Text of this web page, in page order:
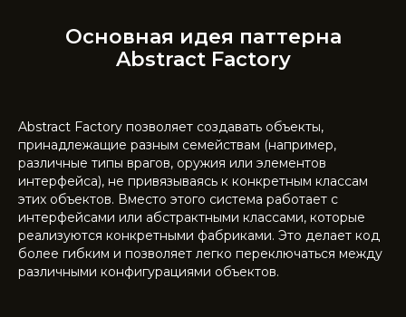
Основная идея паттерна
Abstract Factory
Abstract Factory позволяет создавать объекты,
принадлежащие разным семействам (например,
различные типы врагов, оружия или элементов
интерфейса), не привязываясь к конкретным классам
этих объектов. Вместо этого система работает с
интерфейсами или абстрактными классами, которые
реализуются конкретными фабриками. Это делает код
более гибким и позволяет легко переключаться между
различными конфигурациями объектов.